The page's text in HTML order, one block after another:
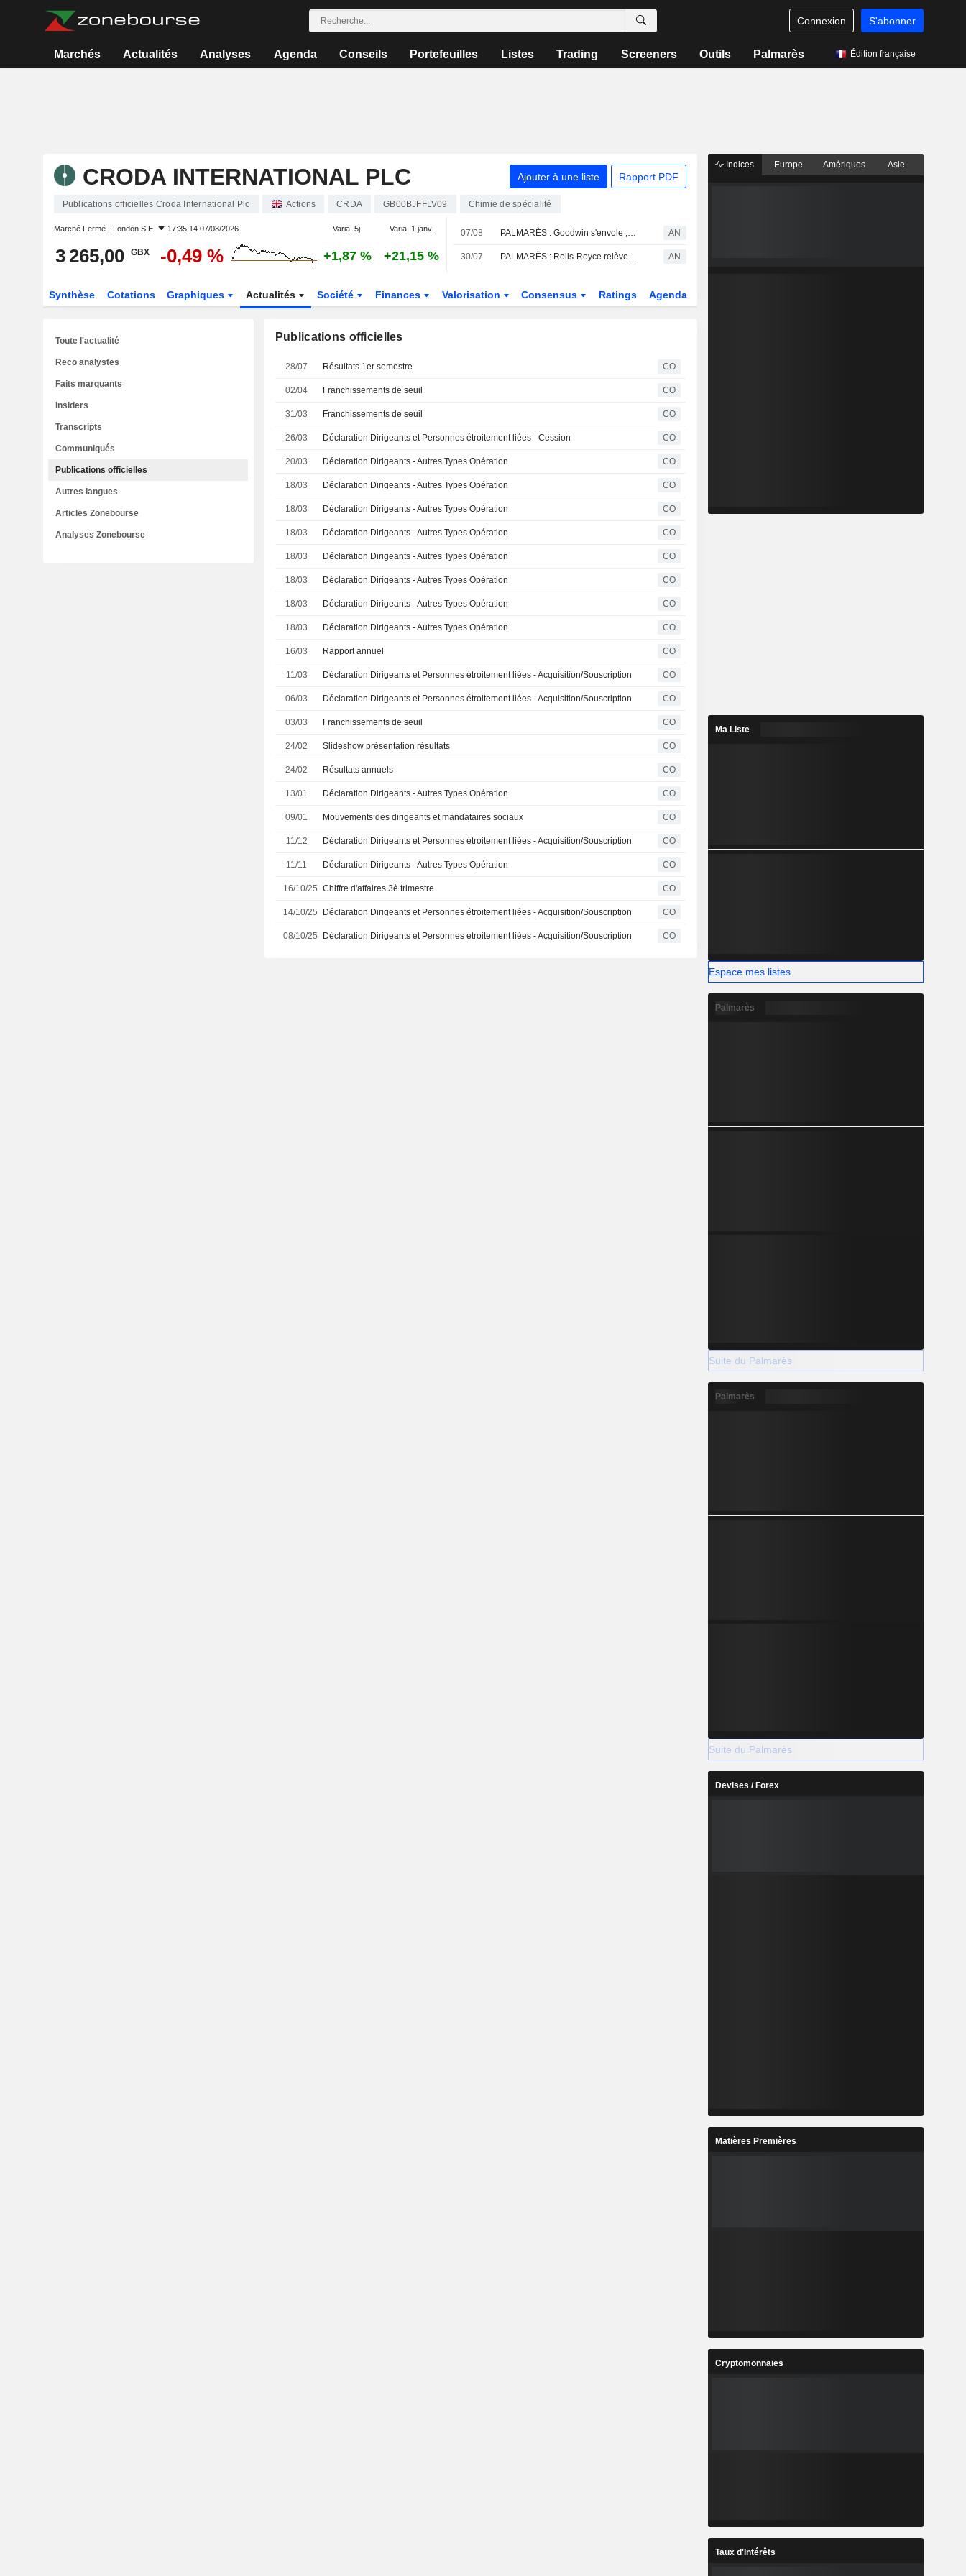
Connexion S'abonner
Marchés Actualités Analyses Agenda Conseils Portefeuilles Listes Trading Screeners Outils Palmarès Édition française
CRODA INTERNATIONAL PLC Ajouter à une liste Rapport PDF
Publications officielles Croda International Plc Actions CRDA GB00BJFFLV09 Chimie de spécialité
Marché Fermé - London S.E. 17:35:14 07/08/2026 Varia. 5j. Varia. 1 janv.
3 265,00 GBX -0,49 % +1,87 % +21,15 %
07/08 PALMARÈS : Goodwin s'envole ; Oxford BioMedica revoit ses prévisions de revenus à la baisse AN
30/07 PALMARÈS : Rolls-Royce relève ses prévisions ; Rentokil chute AN
Synthèse Cotations Graphiques Actualités Société Finances Valorisation Consensus Ratings Agenda
Publications officielles
28/07 Résultats 1er semestre CO
02/04 Franchissements de seuil CO
31/03 Franchissements de seuil CO
26/03 Déclaration Dirigeants et Personnes étroitement liées - Cession CO
20/03 Déclaration Dirigeants - Autres Types Opération CO
18/03 Déclaration Dirigeants - Autres Types Opération CO
18/03 Déclaration Dirigeants - Autres Types Opération CO
18/03 Déclaration Dirigeants - Autres Types Opération CO
18/03 Déclaration Dirigeants - Autres Types Opération CO
18/03 Déclaration Dirigeants - Autres Types Opération CO
18/03 Déclaration Dirigeants - Autres Types Opération CO
18/03 Déclaration Dirigeants - Autres Types Opération CO
16/03 Rapport annuel CO
11/03 Déclaration Dirigeants et Personnes étroitement liées - Acquisition/Souscription CO
06/03 Déclaration Dirigeants et Personnes étroitement liées - Acquisition/Souscription CO
03/03 Franchissements de seuil CO
24/02 Slideshow présentation résultats CO
24/02 Résultats annuels CO
13/01 Déclaration Dirigeants - Autres Types Opération CO
09/01 Mouvements des dirigeants et mandataires sociaux CO
11/12 Déclaration Dirigeants et Personnes étroitement liées - Acquisition/Souscription CO
11/11 Déclaration Dirigeants - Autres Types Opération CO
16/10/25 Chiffre d'affaires 3è trimestre CO
14/10/25 Déclaration Dirigeants et Personnes étroitement liées - Acquisition/Souscription CO
08/10/25 Déclaration Dirigeants et Personnes étroitement liées - Acquisition/Souscription CO
Toute l'actualité
Reco analystes
Faits marquants
Insiders
Transcripts
Communiqués
Publications officielles
Autres langues
Articles Zonebourse
Analyses Zonebourse
Indices Europe Amériques Asie
Ma Liste
Espace mes listes
Palmarès
Suite du Palmarès
Palmarès
Suite du Palmarès
Devises / Forex
Matières Premières
Cryptomonnaies
Taux d'Intérêts